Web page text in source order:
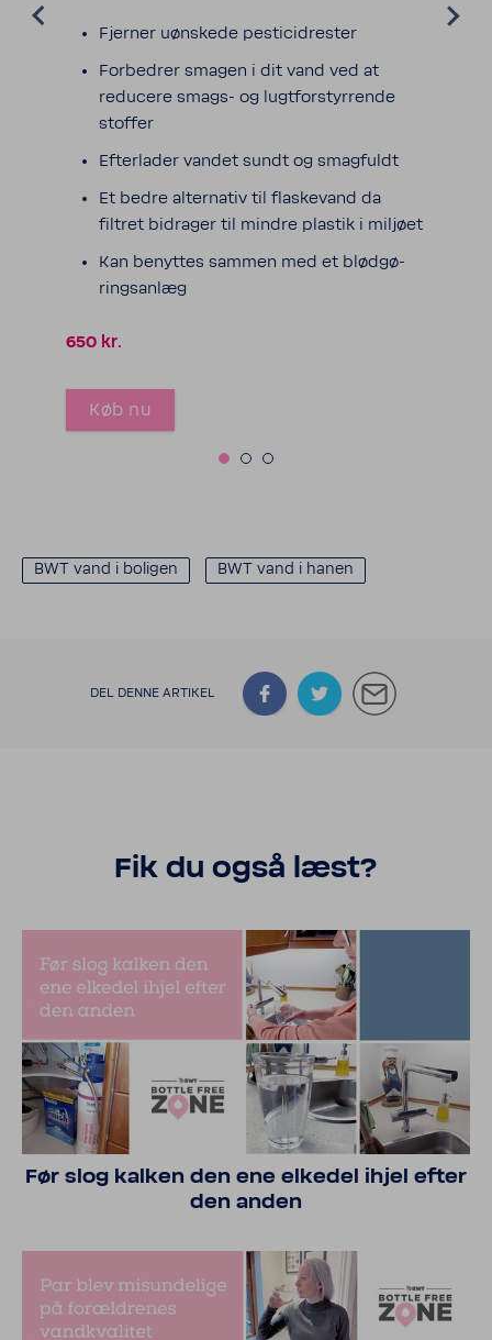
Fjerner uønskede pesti­ci­dre­ster
Forbedrer smagen i dit vand ved at
redu­cere smags-​ og lugt­for­styr­rende
stoffer
Efter­lader vandet sundt og smag­fuldt
Et bedre alter­nativ til flaske­vand da
filtret bidrager til mindre plastik i miljøet
Kan benyttes sammen med et blød­gø­
rings­anlæg
650 kr.
Køb nu
BWT vand i boligen BWT vand i hanen
DEL DENNE ARTIKEL
Fik du også læst?
Før slog kalken den ene elkedel ihjel efter
den anden